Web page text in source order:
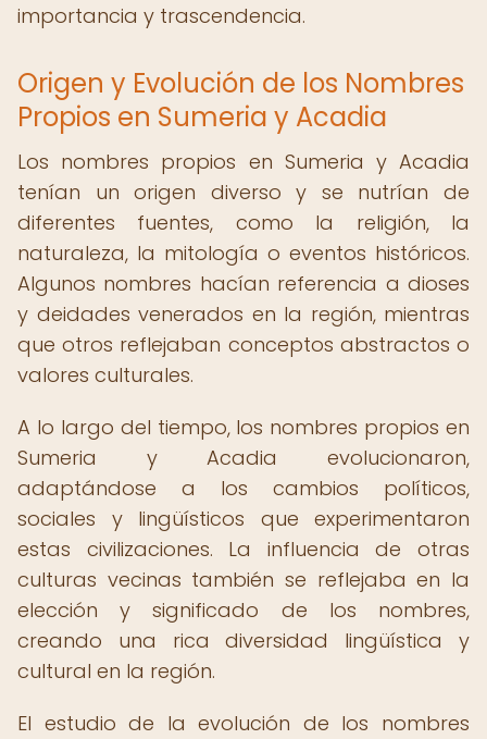
importancia y trascendencia.
Origen y Evolución de los Nombres
Propios en Sumeria y Acadia
Los nombres propios en Sumeria y Acadia
tenían un origen diverso y se nutrían de
diferentes fuentes, como la religión, la
naturaleza, la mitología o eventos históricos.
Algunos nombres hacían referencia a dioses
y deidades venerados en la región, mientras
que otros reflejaban conceptos abstractos o
valores culturales.
A lo largo del tiempo, los nombres propios en
Sumeria y Acadia evolucionaron,
adaptándose a los cambios políticos,
sociales y lingüísticos que experimentaron
estas civilizaciones. La influencia de otras
culturas vecinas también se reflejaba en la
elección y significado de los nombres,
creando una rica diversidad lingüística y
cultural en la región.
El estudio de la evolución de los nombres